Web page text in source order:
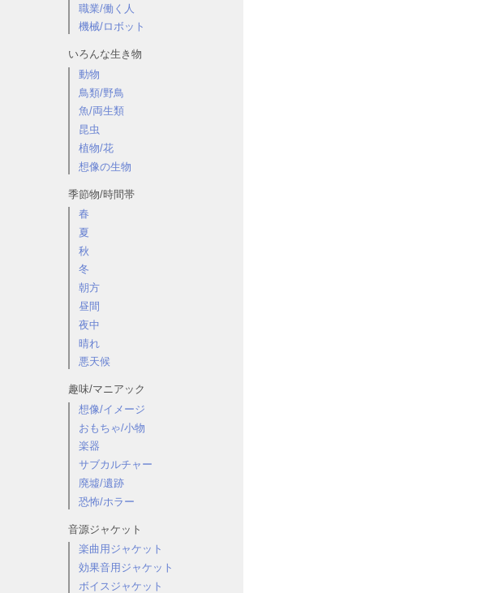
職業/働く人
機械/ロボット
いろんな生き物
動物
鳥類/野鳥
魚/両生類
昆虫
植物/花
想像の生物
季節物/時間帯
春
夏
秋
冬
朝方
昼間
夜中
晴れ
悪天候
趣味/マニアック
想像/イメージ
おもちゃ/小物
楽器
サブカルチャー
廃墟/遺跡
恐怖/ホラー
音源ジャケット
楽曲用ジャケット
効果音用ジャケット
ボイスジャケット